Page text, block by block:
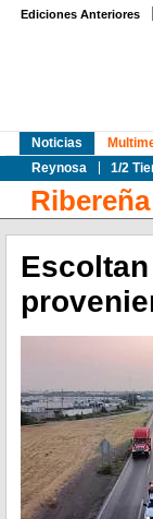
Ediciones Anteriores
Noticias
Reynosa
1/2
Ribereña